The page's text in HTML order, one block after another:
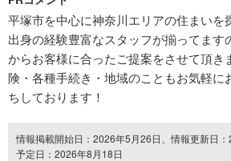
平塚市を中心に神奈川エリアの住まいを
出身の経験豊富なスタッフが揃ってます
からお客様に合ったご提案をさせて頂き
険・各種手続き・地域のこともお気軽に
ちしております！
情報掲載開始日：2026年5月26日、情報更新日
予定日：2026年8月18日